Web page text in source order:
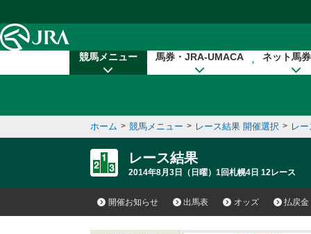
競馬メニュー 馬券・JRA-UMACA ネット馬
ホーム > 競馬メニュー > レース結果 開催選択 > レ
レース結果
2014年8月3日（日曜）1回札幌4日 12レース
開催お知らせ 出馬表 オッズ 払戻金